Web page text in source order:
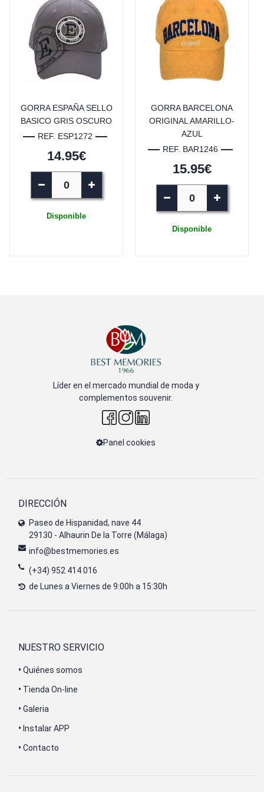
GORRA ESPAÑA SELLO
BASICO GRIS OSCURO
REF. ESP1272
14.95€
Disponible
GORRA BARCELONA
ORIGINAL AMARILLO-
AZUL
REF. BAR1246
15.95€
Disponible
Líder en el mercado mundial de moda y
complementos souvenir.
Panel cookies
DIRECCIÓN
Paseo de Hispanidad, nave 44
29130 - Alhaurin De la Torre (Málaga)
info@bestmemories.es
(+34) 952 414 016
de Lunes a Viernes de 9:00h a 15:30h
NUESTRO SERVICIO
• Quiénes somos
• Tienda On-line
• Galeria
• Instalar APP
• Contacto